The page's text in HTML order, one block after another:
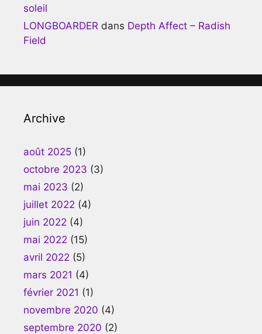
soleil
LONGBOARDER dans Depth Affect – Radish
Field
Archive
août 2025 (1)
octobre 2023 (3)
mai 2023 (2)
juillet 2022 (4)
juin 2022 (4)
mai 2022 (15)
avril 2022 (5)
mars 2021 (4)
février 2021 (1)
novembre 2020 (4)
septembre 2020 (2)